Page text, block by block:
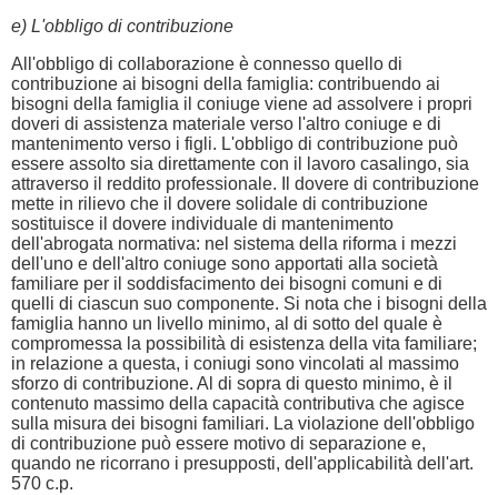
e) L'obbligo di contribuzione
All'obbligo di collaborazione è connesso quello di
contribuzione ai bisogni della famiglia: contribuendo ai
bisogni della famiglia il coniuge viene ad assolvere i propri
doveri di assistenza materiale verso l'altro coniuge e di
mantenimento verso i figli. L'obbligo di contribuzione può
essere assolto sia direttamente con il lavoro casalingo, sia
attraverso il reddito professionale. Il dovere di contribuzione
mette in rilievo che il dovere solidale di contribuzione
sostituisce il dovere individuale di mantenimento
dell'abrogata normativa: nel sistema della riforma i mezzi
dell'uno e dell'altro coniuge sono apportati alla società
familiare per il soddisfacimento dei bisogni comuni e di
quelli di ciascun suo componente. Si nota che i bisogni della
famiglia hanno un livello minimo, al di sotto del quale è
compromessa la possibilità di esistenza della vita familiare;
in relazione a questa, i coniugi sono vincolati al massimo
sforzo di contribuzione. Al di sopra di questo minimo, è il
contenuto massimo della capacità contributiva che agisce
sulla misura dei bisogni familiari. La violazione dell'obbligo
di contribuzione può essere motivo di separazione e,
quando ne ricorrano i presupposti, dell'applicabilità dell'art.
570 c.p.